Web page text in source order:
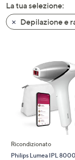
oppure
scorri
a
dispositivi
touch
La tua selezione:
Depilazione e
Ricondizionato
Philips Lumea IPL